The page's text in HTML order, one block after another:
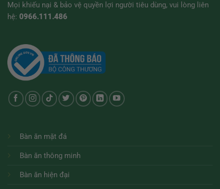
Mọi khiếu nại & bảo vệ quyền lợi người tiêu dùng, vui lòng liên
hệ: 0966.111.486
Bàn ăn mặt đá
Bàn ăn thông minh
Bàn ăn hiện đại